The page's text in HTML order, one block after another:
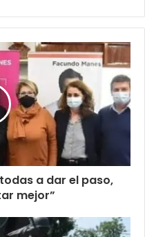
a dar el paso,
mejor”